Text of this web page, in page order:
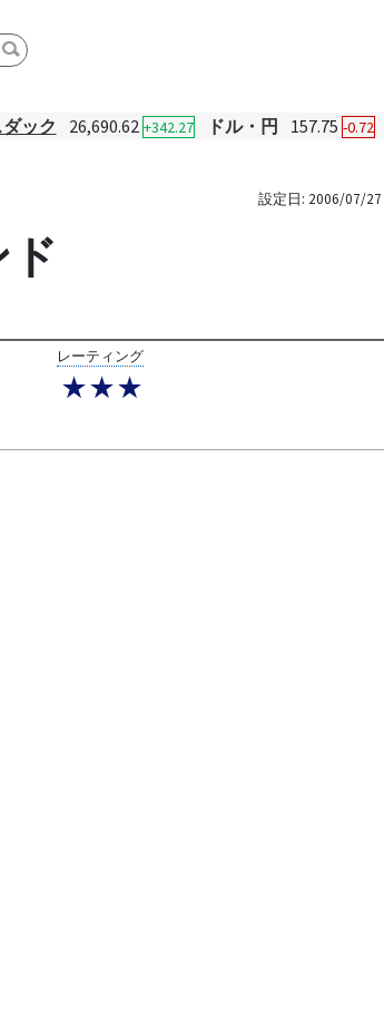
ック 26,690.62 +342.27 ドル・円 157.75 -0.72
設定日: 2006/07/27
レーティング
★★★